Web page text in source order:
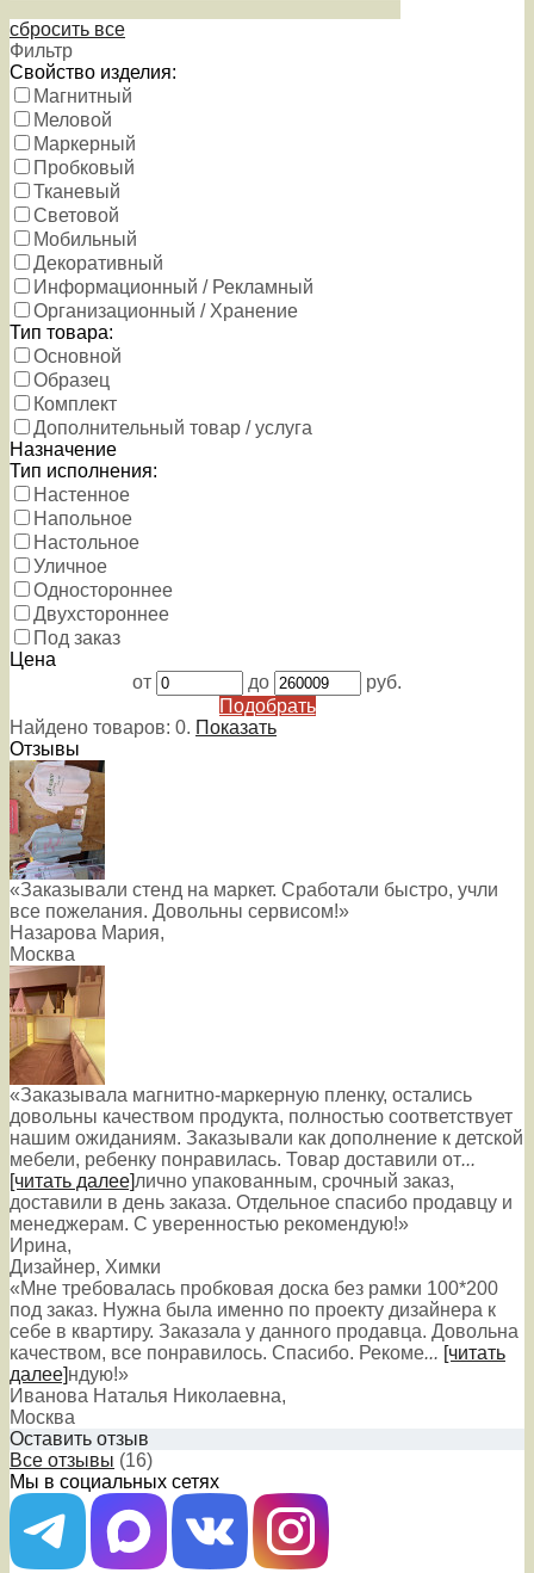
сбросить все
Фильтр
Свойство изделия:
Магнитный
Меловой
Маркерный
Пробковый
Тканевый
Световой
Мобильный
Декоративный
Информационный / Рекламный
Организационный / Хранение
Тип товара:
Основной
Образец
Комплект
Дополнительный товар / услуга
Назначение
Тип исполнения:
Настенное
Напольное
Настольное
Уличное
Одностороннее
Двухстороннее
Под заказ
Цена
от
до
руб.
Подобрать
Найдено товаров: 0. Показать
Отзывы
«Заказывали стенд на маркет. Сработали быстро, учли
все пожелания. Довольны сервисом!»
Назарова Мария,
Москва
«Заказывала магнитно-маркерную пленку, остались
довольны качеством продукта, полностью соответствует
нашим ожиданиям. Заказывали как дополнение к детской
мебели, ребенку понравилась. Товар доставили от...
[читать далее]лично упакованным, срочный заказ,
доставили в день заказа. Отдельное спасибо продавцу и
менеджерам. С уверенностью рекомендую!»
Ирина,
Дизайнер, Химки
«Мне требовалась пробковая доска без рамки 100*200
под заказ. Нужна была именно по проекту дизайнера к
себе в квартиру. Заказала у данного продавца. Довольна
качеством, все понравилось. Спасибо. Рекоме... [читать
далее]ндую!»
Иванова Наталья Николаевна,
Москва
Оставить отзыв
Все отзывы (16)
Мы в социальных сетях